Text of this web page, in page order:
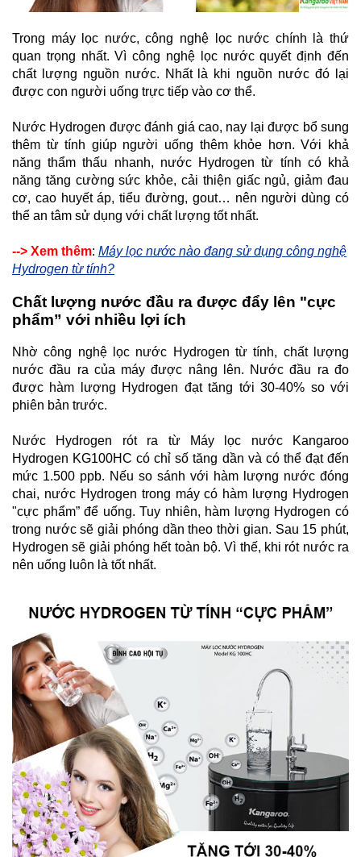
Trong máy lọc nước, công nghệ lọc nước chính là thứ
quan trọng nhất. Vì công nghệ lọc nước quyết định đến
chất lượng nguồn nước. Nhất là khi nguồn nước đó lại
được con người uống trực tiếp vào cơ thể.
Nước Hydrogen được đánh giá cao, nay lại được bổ sung
thêm từ tính giúp người uống thêm khỏe hơn. Với khả
năng thẩm thấu nhanh, nước Hydrogen từ tính có khả
năng tăng cường sức khỏe, cải thiện giấc ngủ, giảm đau
cơ, cao huyết áp, tiểu đường, gout… nên người dùng có
thể an tâm sử dụng với chất lượng tốt nhất.
--> Xem thêm: Máy lọc nước nào đang sử dụng công nghệ
Hydrogen từ tính?
Chất lượng nước đầu ra được đẩy lên "cực
phẩm” với nhiều lợi ích
Nhờ công nghệ lọc nước Hydrogen từ tính, chất lượng
nước đầu ra của máy được nâng lên. Nước đầu ra đo
được hàm lượng Hydrogen đạt tăng tới 30-40% so với
phiên bản trước.
Nước Hydrogen rót ra từ Máy lọc nước Kangaroo
Hydrogen KG100HC có chỉ số tăng dần và có thể đạt đến
mức 1.500 ppb. Nếu so sánh với hàm lượng nước đóng
chai, nước Hydrogen trong máy có hàm lượng Hydrogen
"cực phẩm” để uống. Tuy nhiên, hàm lượng Hydrogen có
trong nước sẽ giải phóng dần theo thời gian. Sau 15 phút,
Hydrogen sẽ giải phóng hết toàn bộ. Vì thế, khi rót nước ra
nên uống luôn là tốt nhất.